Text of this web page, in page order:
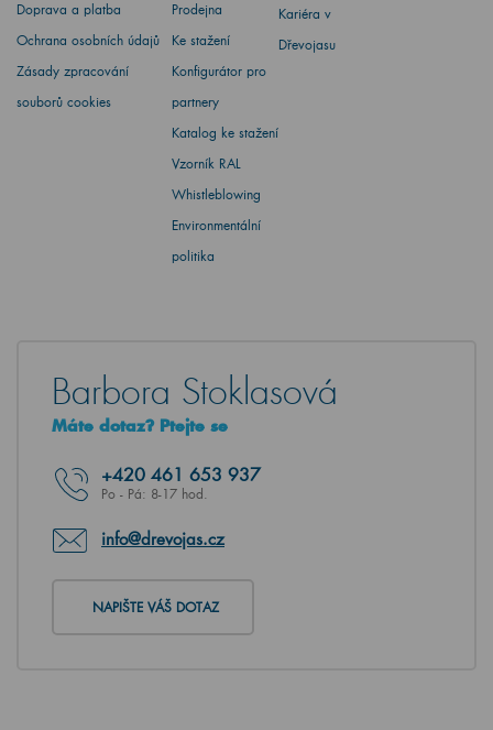
Doprava a platba
Ochrana osobních údajů
Zásady zpracování
souborů cookies
Prodejna
Ke stažení
Konfigurátor pro
partnery
Katalog ke stažení
Vzorník RAL
Whistleblowing
Environmentální
politika
Kariéra v
Dřevojasu
Barbora Stoklasová
Máte dotaz? Ptejte se
+420 461 653 937
Po - Pá: 8-17 hod.
info@drevojas.cz
NAPIŠTE VÁŠ DOTAZ